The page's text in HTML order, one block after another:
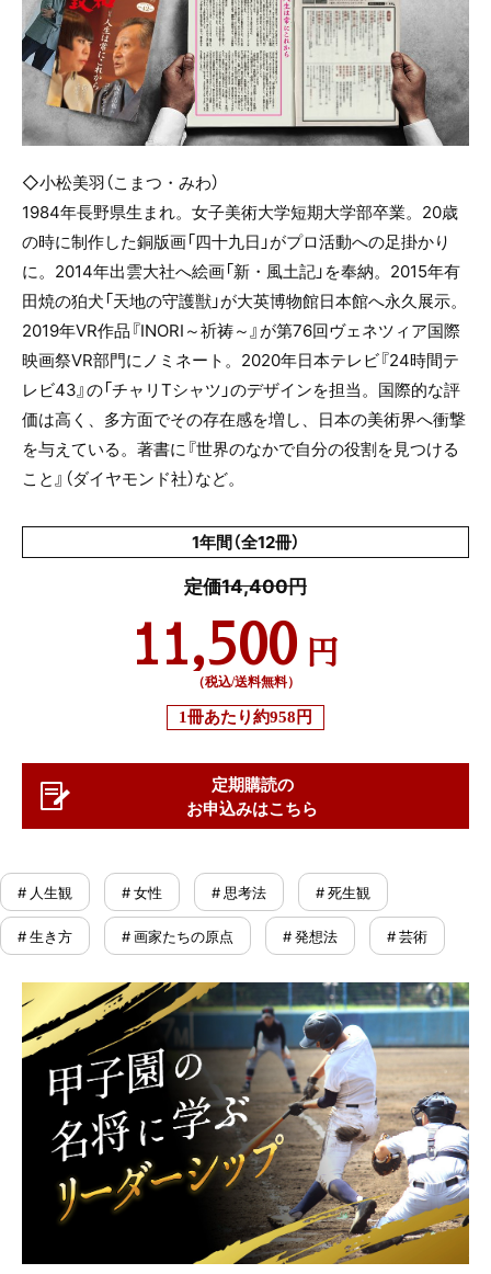
◇小松美羽（こまつ・みわ）
1984年長野県生まれ。女子美術大学短期大学部卒業。20歳
の時に制作した銅版画「四十九日」がプロ活動への足掛かり
に。2014年出雲大社へ絵画「新・風土記」を奉納。2015年有
田焼の狛犬「天地の守護獣」が大英博物館日本館へ永久展示。
2019年VR作品『INORI～祈祷～』が第76回ヴェネツィア国際
映画祭VR部門にノミネート。2020年日本テレビ『24時間テ
レビ43』の「チャリTシャツ」のデザインを担当。国際的な評
価は高く、多方面でその存在感を増し、日本の美術界へ衝撃
を与えている。著書に『世界のなかで自分の役割を見つける
こと』（ダイヤモンド社）など。
1年間（全12冊）
定価14,400円
11,500 円
（税込/送料無料）
1冊あたり約958円
定期購読の
お申込みはこちら
# 人生観 # 女性 # 思考法 # 死生観
# 生き方 # 画家たちの原点 # 発想法 # 芸術